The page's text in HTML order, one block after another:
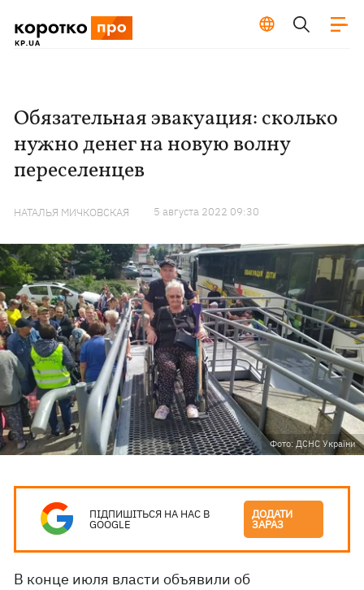
Обязательная эвакуация: сколько
нужно денег на новую волну
переселенцев
НАТАЛЬЯ МИЧКОВСКАЯ 5 августа 2022 09:30
Фото: ДСНС України
ПІДПИШІТЬСЯ НА НАС В
GOOGLE
ДОДАТИ
ЗАРАЗ
В конце июля власти объявили об